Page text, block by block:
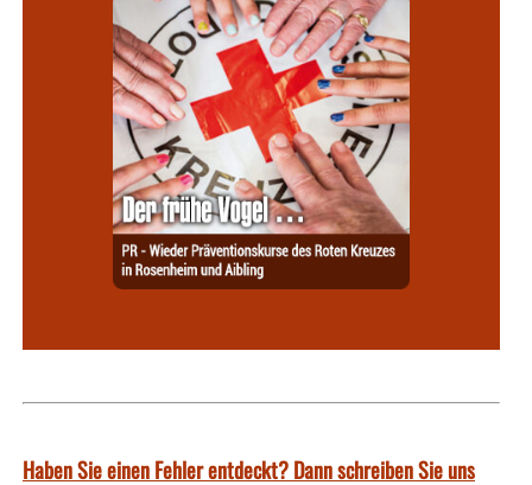
Haben Sie einen Fehler entdeckt? Dann schreiben Sie uns